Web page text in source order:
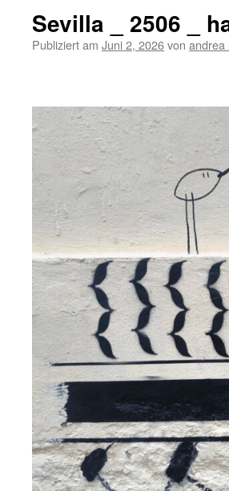
Sevilla _ 2506 _
Publiziert am Juni 2, 2026von andrea